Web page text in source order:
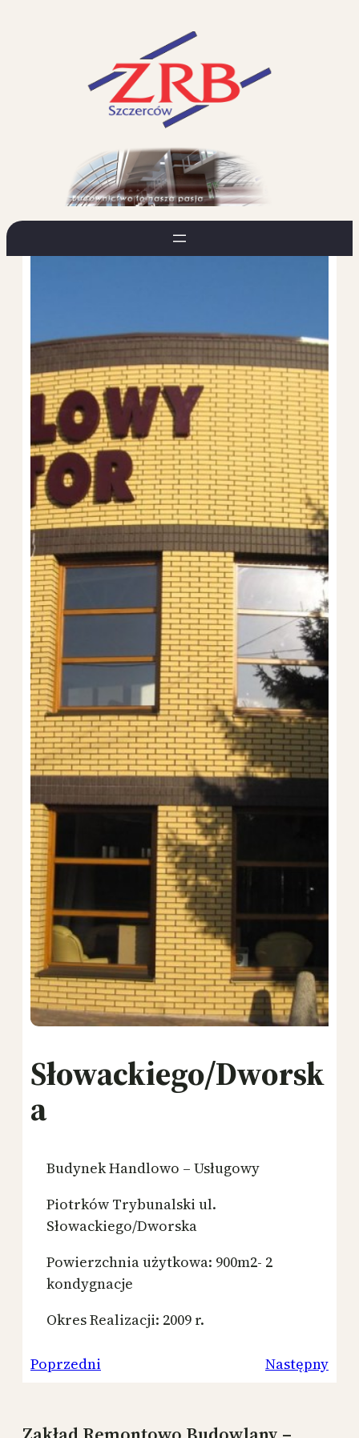
Słowackiego/Dworsk
a
Budynek Handlowo – Usługowy
Piotrków Trybunalski ul.
Słowackiego/Dworska
Powierzchnia użytkowa: 900m2- 2
kondygnacje
Okres Realizacji: 2009 r.
Poprzedni Następny